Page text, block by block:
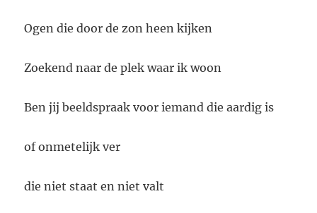
Ogen die door de zon heen kijken
Zoekend naar de plek waar ik woon
Ben jij beeldspraak voor iemand die aardig is
of onmetelijk ver
die niet staat en niet valt